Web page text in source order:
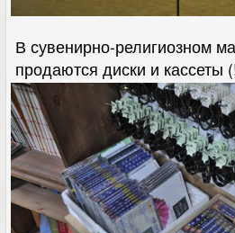
В сувенирно-религиозном
продаются диски и кассеты